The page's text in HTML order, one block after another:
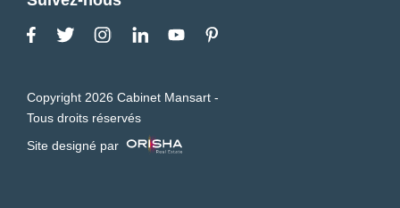
Copyright 2026 Cabinet Mansart -
Tous droits réservés
Site designé par